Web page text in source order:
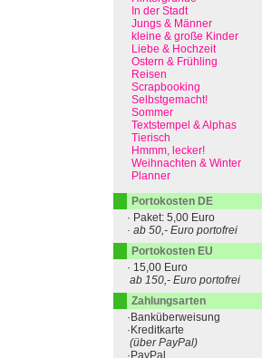
In der Stadt
Jungs & Männer
kleine & große Kinder
Liebe & Hochzeit
Ostern & Frühling
Reisen
Scrapbooking
Selbstgemacht!
Sommer
Textstempel & Alphas
Tierisch
Hmmm, lecker!
Weihnachten & Winter
Planner
Portokosten DE
· Paket: 5,00 Euro
· ab 50,- Euro portofrei
Portokosten EU
· 15,00 Euro
ab 150,- Euro portofrei
Zahlungsarten
·Banküberweisung
·Kreditkarte
(über PayPal)
·PayPal